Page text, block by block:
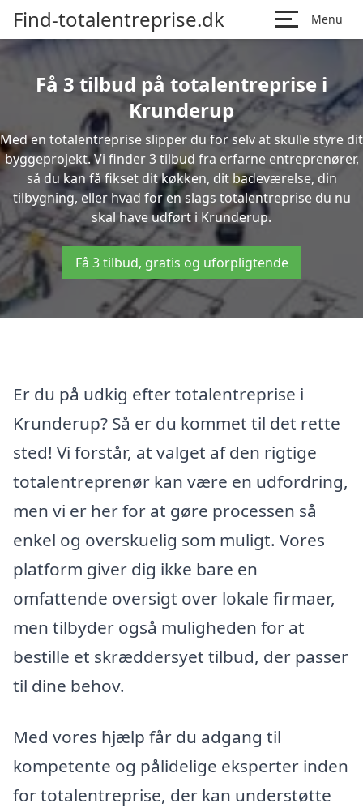
Find-totalentreprise.dk Menu
Få 3 tilbud på totalentreprise i
Krunderup
Med en totalentreprise slipper du for selv at skulle styre dit
byggeprojekt. Vi finder 3 tilbud fra erfarne entreprenører,
så du kan få fikset dit køkken, dit badeværelse, din
tilbygning, eller hvad for en slags totalentreprise du nu
skal have udført i Krunderup.
Få 3 tilbud, gratis og uforpligtende
Er du på udkig efter totalentreprise i
Krunderup? Så er du kommet til det rette
sted! Vi forstår, at valget af den rigtige
totalentreprenør kan være en udfordring,
men vi er her for at gøre processen så
enkel og overskuelig som muligt. Vores
platform giver dig ikke bare en
omfattende oversigt over lokale firmaer,
men tilbyder også muligheden for at
bestille et skræddersyet tilbud, der passer
til dine behov.
Med vores hjælp får du adgang til
kompetente og pålidelige eksperter inden
for totalentreprise, der kan understøtte